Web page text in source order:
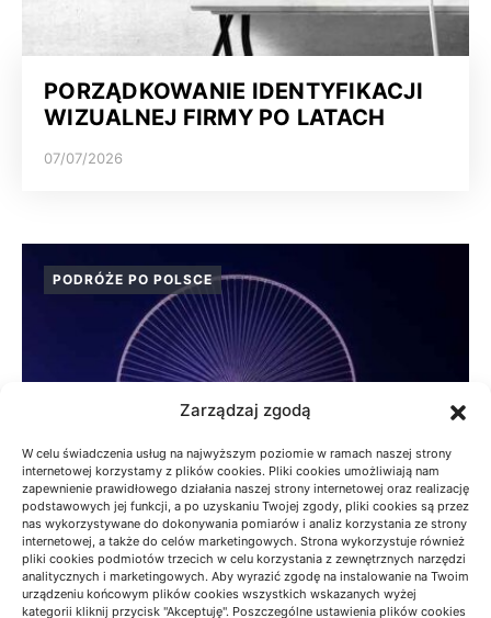
Zarządzaj zgodą
W celu świadczenia usług na najwyższym poziomie w ramach naszej strony
internetowej korzystamy z plików cookies. Pliki cookies umożliwiają nam
zapewnienie prawidłowego działania naszej strony internetowej oraz realizację
podstawowych jej funkcji, a po uzyskaniu Twojej zgody, pliki cookies są przez
nas wykorzystywane do dokonywania pomiarów i analiz korzystania ze strony
internetowej, a także do celów marketingowych. Strona wykorzystuje również
pliki cookies podmiotów trzecich w celu korzystania z zewnętrznych narzędzi
analitycznych i marketingowych. Aby wyrazić zgodę na instalowanie na Twoim
urządzeniu końcowym plików cookies wszystkich wskazanych wyżej
kategorii kliknij przycisk "Akceptuję". Poszczególne ustawienia plików cookies
PORZĄDKOWANIE IDENTYFIKACJI
WIZUALNEJ FIRMY PO LATACH
07/07/2026
PODRÓŻE PO POLSCE